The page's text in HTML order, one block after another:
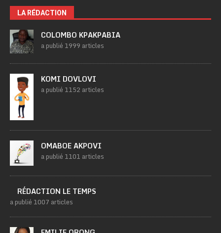
LA RÉDACTION
COLOMBO KPAKPABIA
a publié 1999 articles
KOMI DOVLOVI
a publié 1152 articles
OMABOE AKPOVI
a publié 1101 articles
RÉDACTION LE TEMPS
a publié 1007 articles